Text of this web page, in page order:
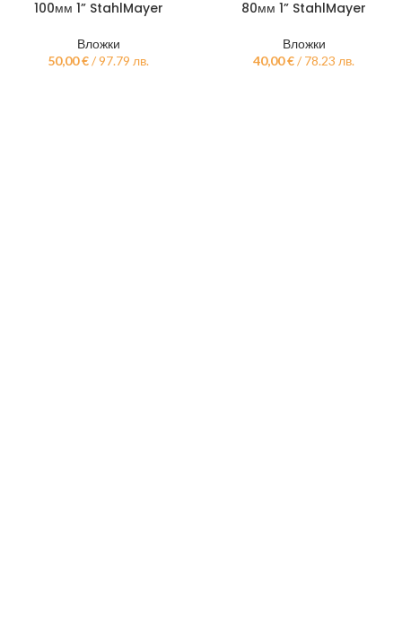
100мм 1” StahlMayer
Вложки
50,00€/ 97.79 лв.
80мм 1” StahlMayer
Вложки
40,00€/ 78.23 лв.